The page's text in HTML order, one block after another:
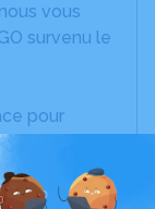
vous
survenu le
pour
photos
pensées
Cet endroit